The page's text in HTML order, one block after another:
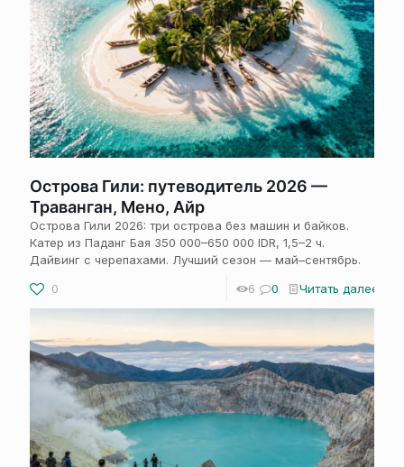
Острова Гили: путеводитель 2026 —
Траванган, Мено, Айр
Острова Гили 2026: три острова без машин и байков.
Катер из Паданг Бая 350 000–650 000 IDR, 1,5–2 ч.
Дайвинг с черепахами. Лучший сезон — май–сентябрь.
0
6 0 Читать далее